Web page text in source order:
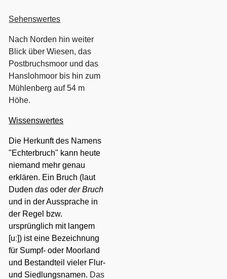
Sehenswertes
Nach Norden hin weiter
Blick über Wiesen, das
Postbruchsmoor und das
Hanslohmoor bis hin zum
Mühlenberg auf 54 m
Höhe.
Wissenswertes
Die Herkunft des Namens
"Echterbruch" kann heute
niemand mehr genau
erklären. Ein Bruch (laut
Dudendas oderder Bruch
und in der Aussprache in
der Regel bzw.
ursprünglich mit langem
[uː]) ist eine Bezeichnung
für Sumpf- oder Moorland
und Bestandteil vieler Flur-
und Siedlungsnamen. Das